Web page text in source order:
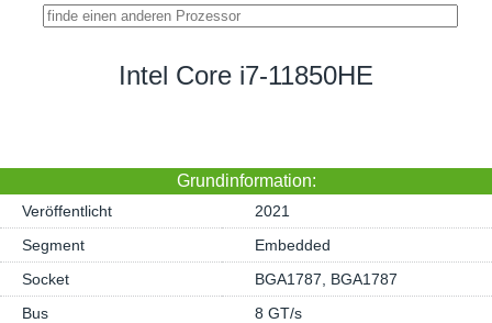
Intel Core i7-11850HE
Grundinformation:
Veröffentlicht
2021
Segment
Embedded
Socket
BGA1787, BGA1787
Bus
8 GT/s